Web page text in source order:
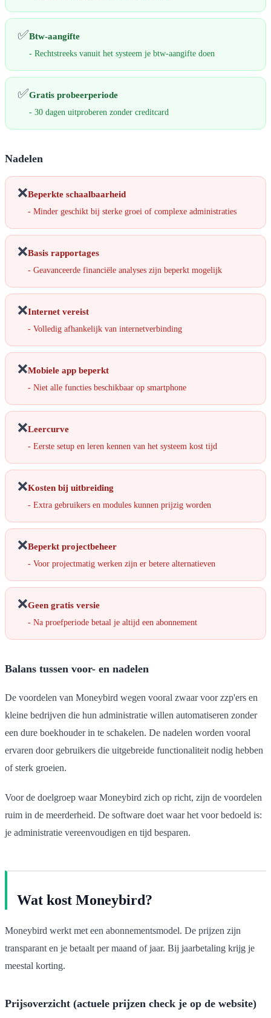
✅Btw-aangifte
- Rechtstreeks vanuit het systeem je btw-aangifte doen
✅Gratis probeerperiode
- 30 dagen uitproberen zonder creditcard
Nadelen
❌Beperkte schaalbaarheid
- Minder geschikt bij sterke groei of complexe administraties
❌Basis rapportages
- Geavanceerde financiële analyses zijn beperkt mogelijk
❌Internet vereist
- Volledig afhankelijk van internetverbinding
❌Mobiele app beperkt
- Niet alle functies beschikbaar op smartphone
❌Leercurve
- Eerste setup en leren kennen van het systeem kost tijd
❌Kosten bij uitbreiding
- Extra gebruikers en modules kunnen prijzig worden
❌Beperkt projectbeheer
- Voor projectmatig werken zijn er betere alternatieven
❌Geen gratis versie
- Na proefperiode betaal je altijd een abonnement
Balans tussen voor- en nadelen
De voordelen van Moneybird wegen vooral zwaar voor zzp'ers en
kleine bedrijven die hun administratie willen automatiseren zonder
een dure boekhouder in te schakelen. De nadelen worden vooral
ervaren door gebruikers die uitgebreide functionaliteit nodig hebben
of sterk groeien.
Voor de doelgroep waar Moneybird zich op richt, zijn de voordelen
ruim in de meerderheid. De software doet waar het voor bedoeld is:
je administratie vereenvoudigen en tijd besparen.
Wat kost Moneybird?
Moneybird werkt met een abonnementsmodel. De prijzen zijn
transparant en je betaalt per maand of jaar. Bij jaarbetaling krijg je
meestal korting.
Prijsoverzicht (actuele prijzen check je op de website)